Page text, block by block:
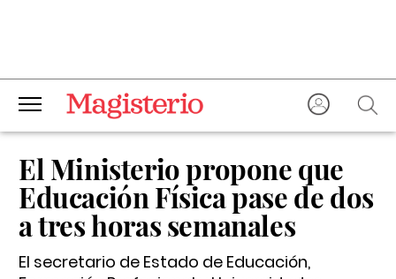
El Ministerio propone que
Educación Física pase de dos
a tres horas semanales
El secretario de Estado de Educación,